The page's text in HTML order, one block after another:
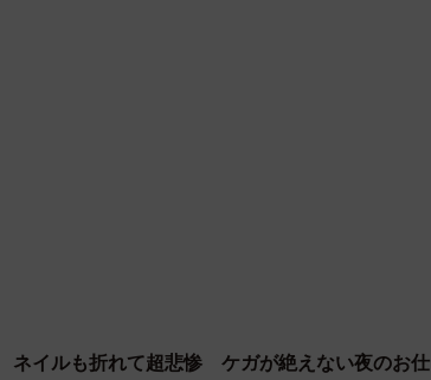
ネイルも折れて超悲惨 ケガが絶えない夜のお仕